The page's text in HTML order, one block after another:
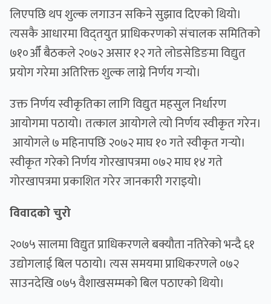
लिएपछि थप शुल्क लगाउन सकिने सुझाव दिएको थियो।
त्यसकै आधारमा विद्तयुत प्राधिकरणको संचालक समितिको
७१०औँ बैठकले २०७२ असार १२ गते लोडसेडिङमा विद्युत
प्रयोग गरेमा अतिरिक्त शुल्क लाग्ने निर्णय गर्‍यो।
उक्त निर्णय स्वीकृतिका लागि विद्युत महसुल निर्धारण
आयोगमा पठायो। तत्काल आयोगले त्यो निर्णय स्वीकृत गरेन।
आयोगले ७ महिनापछि २०७२ माघ १० गते स्वीकृत गर्‍यो।
स्वीकृत गरेको निर्णय गोरखापत्रमा ०७२ माघ १४ गते
गोरखापत्रमा प्रकाशित गरेर जानकारी गराइयो।
विवादको चुरो
२०७५ सालमा विद्युत प्राधिकरणले बक्यौता नतिरेको भन्दै ६१
उद्योगलाई बिल पठायो। त्यस समयमा प्राधिकरणले ०७२
साउनदेखि ०७५ वैशाखसम्मको बिल पठाएको थियो।